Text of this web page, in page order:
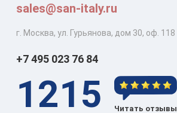
sales@san-italy.ru
г. Москва, ул. Гурьянова, дом 30, оф. 118
+7 495 023 76 84
1215 Читать отзывы